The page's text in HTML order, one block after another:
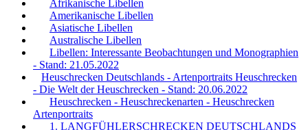
Afrikanische Libellen
Amerikanische Libellen
Asiatische Libellen
Australische Libellen
Libellen: Interessante Beobachtungen und Monographien
- Stand: 21.05.2022
Heuschrecken Deutschlands - Artenportraits Heuschrecken
- Die Welt der Heuschrecken - Stand: 20.06.2022
Heuschrecken - Heuschreckenarten - Heuschrecken
Artenportraits
1. LANGFÜHLERSCHRECKEN DEUTSCHLANDS